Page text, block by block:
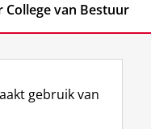
van Bestuur
gebruik van